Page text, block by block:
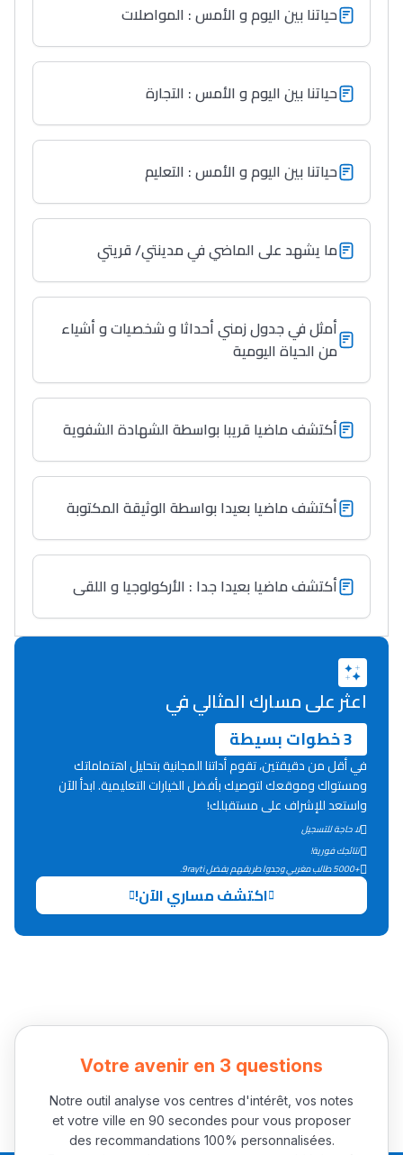
Lycée Maroc
التعليم الثانوي الإعدادي
+ de 78 Sujets
Interviews/Vidéos
دليل المهن
ما يزيد عن 149 مهنة
دليل التوجيه
التوجيه بالثانوي و الإعدادي
باش تقدر تساعد الناس
يلقاو التوازن من الدّاخل
حياتنا بين اليوم و الأمس : المواصلات
حياتنا بين اليوم و الأمس : التجارة
حياتنا بين اليوم و الأمس : التعليم
ما يشهد على الماضي في مدينتي/ قريتي
أمثل في جدول زمني أحداثا و شخصيات و أشياء
من الحياة اليومية
أكتشف ماضيا قريبا بواسطة الشهادة الشفوية
أكتشف ماضيا بعيدا بواسطة الوثيقة المكتوبة
أكتشف ماضيا بعيدا جدا : الأركولوجيا و اللقى
اعثر على مسارك المثالي في
3 خطوات بسيطة
في أقل من دقيقتين، تقوم أداتنا المجانية بتحليل اهتماماتك
ومستواك وموقعك لتوصيك بأفضل الخيارات التعليمية. ابدأ الآن
واستعد للإشراف على مستقبلك!
لا حاجة للتسجيل
نتائجك فورية!
+5000 طالب مغربي وجدوا طريقهم بفضل 9rayti.
اكتشف مساري الآن!
Votre avenir en 3 questions
Notre outil analyse vos centres d'intérêt, vos notes
et votre ville en 90 secondes pour vous proposer
des recommandations 100% personnalisées.